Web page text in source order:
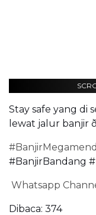
Stay safe yang di
lewat jalur banjir
#BanjirBandang
Whatsapp
Dibaca: 374